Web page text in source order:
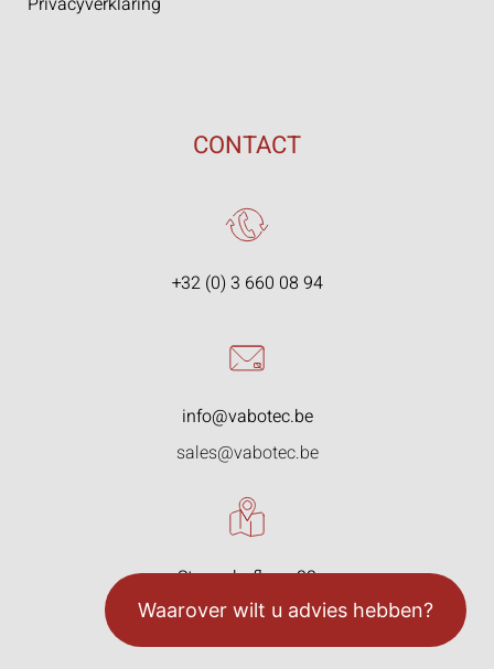
Waarover wilt u advies hebben?
CONTACT
+32 (0) 3 660 08 94
info@vabotec.be
sales@vabotec.be
Starrenhoflaan 33
2950 Kapellen, België